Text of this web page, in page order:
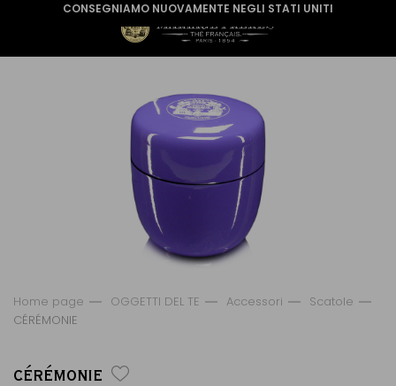
CONSEGNIAMO NUOVAMENTE NEGLI STATI UNITI
Home page OGGETTI DEL TE Accessori
Scatole
CÉRÉMONIE
CÉRÉMONIE